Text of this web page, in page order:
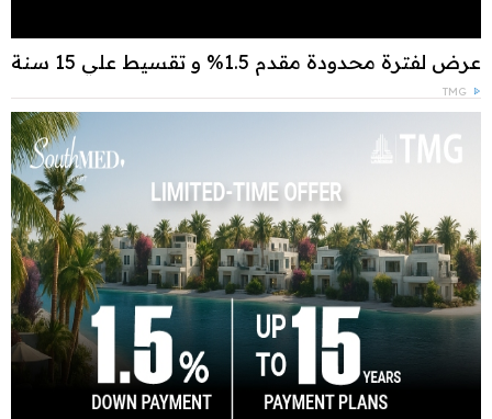
عرض لفترة محدودة مقدم 1.5% و تقسيط علي 15 سنة
TMG